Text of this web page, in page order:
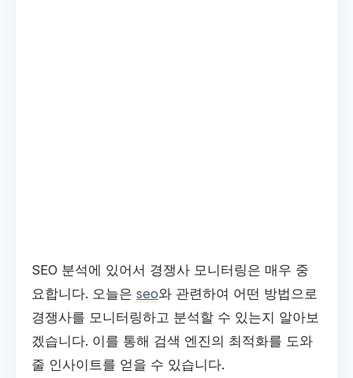
SEO 분석에 있어서 경쟁사 모니터링은 매우 중
요합니다. 오늘은 seo와 관련하여 어떤 방법으로
경쟁사를 모니터링하고 분석할 수 있는지 알아보
겠습니다. 이를 통해 검색 엔진의 최적화를 도와
줄 인사이트를 얻을 수 있습니다.